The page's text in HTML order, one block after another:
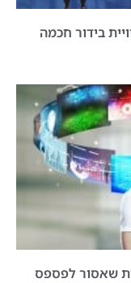
בידור חכמה
שאסור לפספס